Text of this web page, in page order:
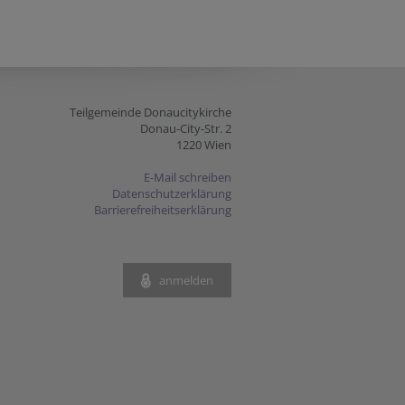
Teilgemeinde Donaucitykirche
Donau-City-Str. 2
1220 Wien
E-Mail schreiben
Datenschutzerklärung
Barrierefreiheitserklärung
anmelden